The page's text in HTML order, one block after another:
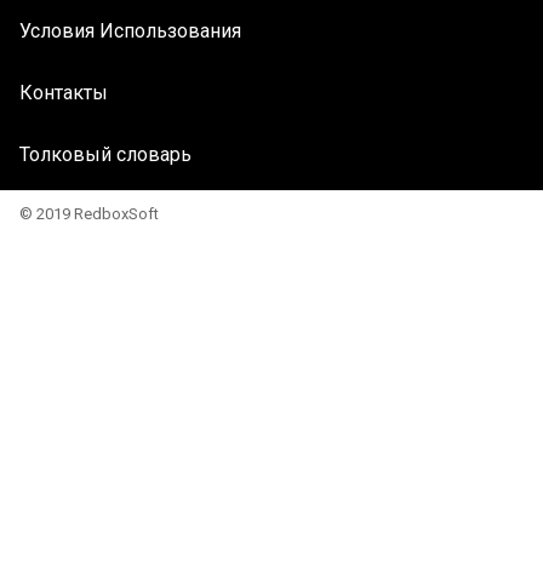
Условия Использования
Контакты
Толковый словарь
© 2019 RedboxSoft